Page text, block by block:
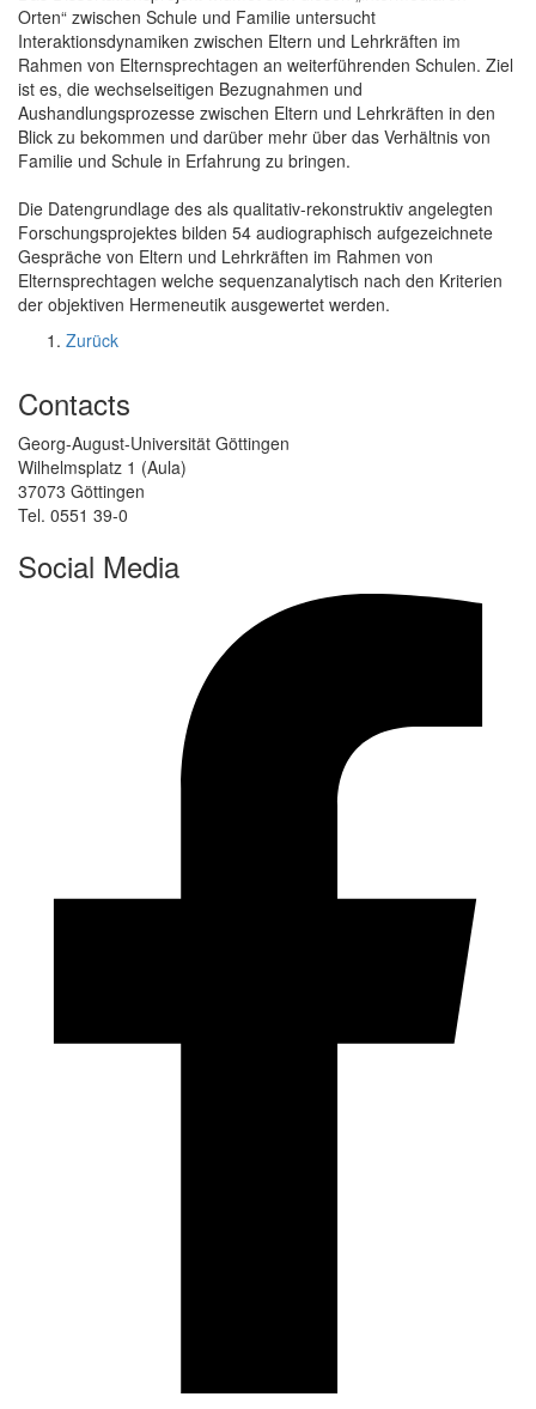
Orten“ zwischen Schule und Familie untersucht
Interaktionsdynamiken zwischen Eltern und Lehrkräften im
Rahmen von Elternsprechtagen an weiterführenden Schulen. Ziel
ist es, die wechselseitigen Bezugnahmen und
Aushandlungsprozesse zwischen Eltern und Lehrkräften in den
Blick zu bekommen und darüber mehr über das Verhältnis von
Familie und Schule in Erfahrung zu bringen.
Die Datengrundlage des als qualitativ-rekonstruktiv angelegten
Forschungsprojektes bilden 54 audiographisch aufgezeichnete
Gespräche von Eltern und Lehrkräften im Rahmen von
Elternsprechtagen welche sequenzanalytisch nach den Kriterien
der objektiven Hermeneutik ausgewertet werden.
Zurück
Contacts
Georg-August-Universität Göttingen
Wilhelmsplatz 1 (Aula)
37073 Göttingen
Tel. 0551 39-0
Social Media